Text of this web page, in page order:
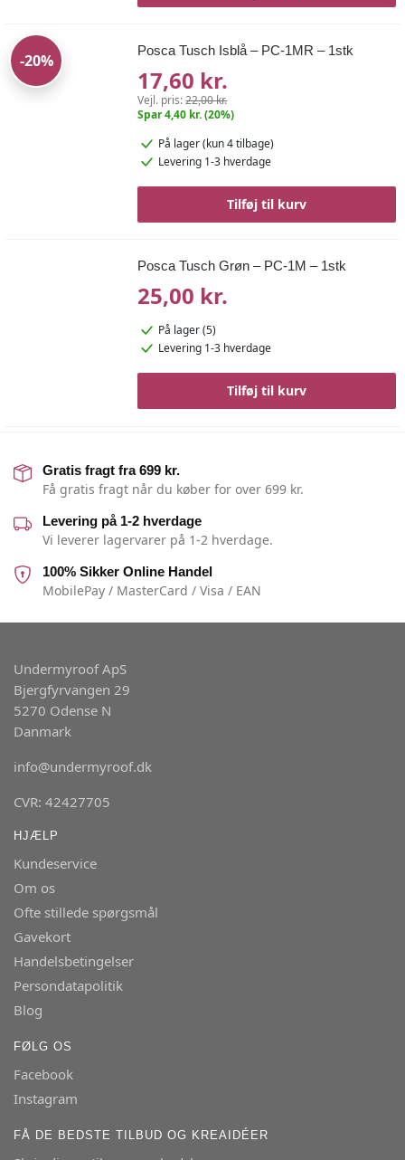
-20%
Posca Tusch Isblå – PC-1MR – 1stk
17,60 kr.
Vejl. pris:22,00 kr.
Spar 4,40 kr. (20%)
På lager(kun 4 tilbage)
Levering 1-3 hverdage
Tilføj til kurv
Posca Tusch Grøn – PC-1M – 1stk
25,00 kr.
På lager (5)
Levering 1-3 hverdage
Tilføj til kurv
Gratis fragt fra 699 kr.
Få gratis fragt når du køber for over 699 kr.
Levering på 1-2 hverdage
Vi leverer lagervarer på 1-2 hverdage.
100% Sikker Online Handel
MobilePay / MasterCard / Visa / EAN
Undermyroof ApS
Bjergfyrvangen 29
5270 Odense N
Danmark
info@undermyroof.dk
CVR: 42427705
HJÆLP
Kundeservice
Om os
Ofte stillede spørgsmål
Gavekort
Handelsbetingelser
Persondatapolitik
Blog
FØLG OS
Facebook
Instagram
FÅ DE BEDSTE TILBUD OG KREAIDÉER